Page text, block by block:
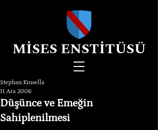
MİSES ENSTİTÜSÜ
Düşünce ve Emeğin
Sahiplenilmesi
Stephan Kinsella
11 Ara 2006